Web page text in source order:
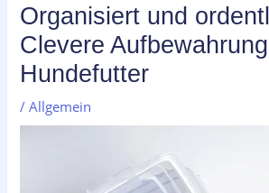
Organisiert und
Clevere
Hundefutter
/Allgemein